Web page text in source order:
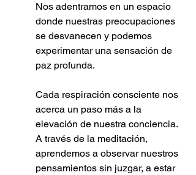
Nos adentramos en un espacio
donde nuestras preocupaciones
se desvanecen y podemos
experimentar una sensación de
paz profunda.
Cada respiración consciente nos
acerca un paso más a la
elevación de nuestra conciencia.
A través de la meditación,
aprendemos a observar nuestros
pensamientos sin juzgar, a estar